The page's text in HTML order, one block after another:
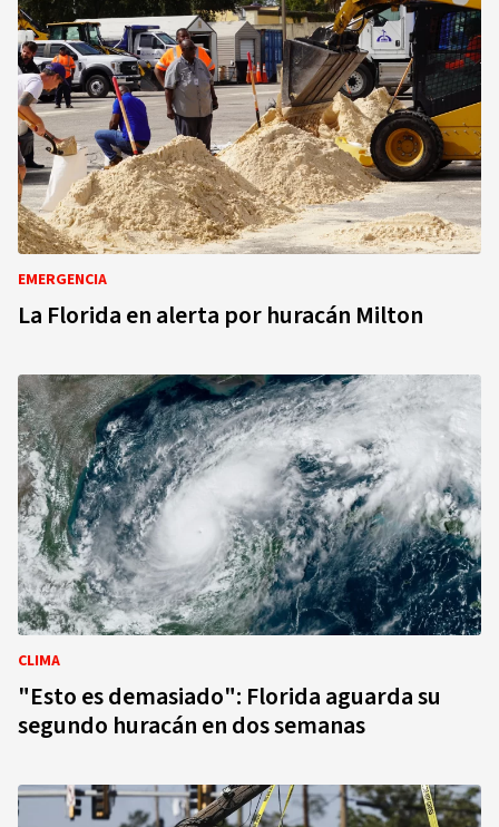
EMERGENCIA
La Florida en alerta por huracán Milton
CLIMA
"Esto es demasiado": Florida aguarda su
segundo huracán en dos semanas